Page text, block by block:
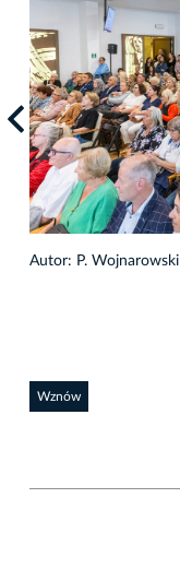
Autor: P. Wojnarowski
Wznów